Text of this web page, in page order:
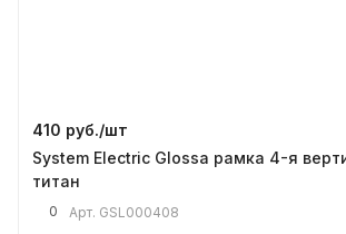
410 руб./шт
System Electric Glossa рамка 4-я
титан
0 Арт. GSL000408